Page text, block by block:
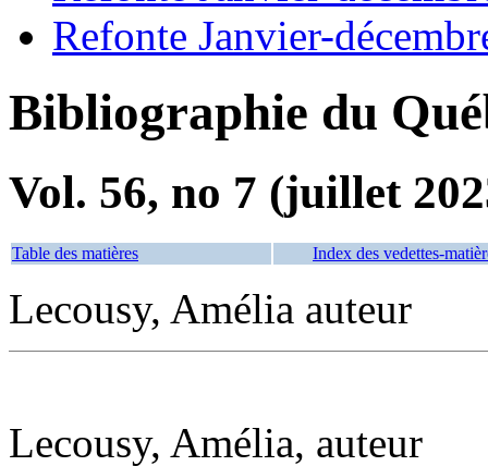
Refonte Janvier-
Bibliographie du
Vol. 56, no 7 (juillet
Table des matières Index des vedettes-
Lecousy, Amélia auteur
Lecousy, Amélia, auteur